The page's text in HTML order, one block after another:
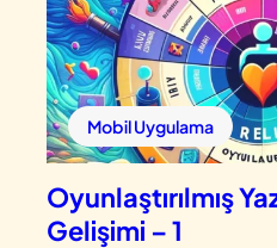
Mobil Uygulama
Oyunlaştırılmış
Gelişimi – 1